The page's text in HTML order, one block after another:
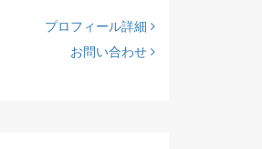
プロフィール詳細
お問い合わせ